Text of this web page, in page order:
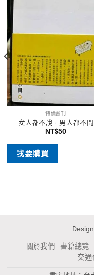
特價書刊
女人都不說，男人都不問
NT$50
我要購買
關於我們 書籍總覽
交通